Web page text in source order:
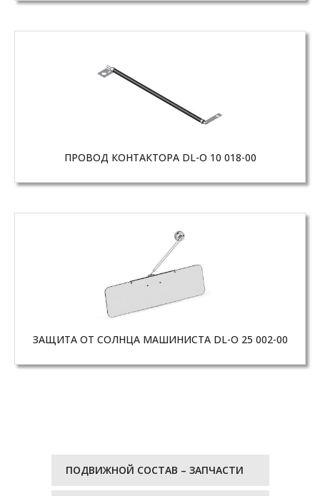
ПРОВОД КОНТАКТОРА DL-O 10 018-00
ЗАЩИТА ОТ СОЛНЦА МАШИНИСТА DL-O 25 002-00
ПОДВИЖНОЙ СОСТАВ – ЗАПЧАСТИ